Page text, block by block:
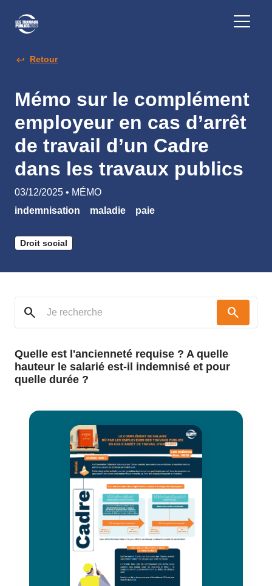
Retour
Mémo sur le complément
employeur en cas d’arrêt
de travail d’un Cadre
dans les travaux publics
03/12/2025 • MÉMO
indemnisation
maladie paie
Droit social
search search
Quelle est l'ancienneté requise ? A quelle
hauteur le salarié est-il indemnisé et pour
quelle durée ?